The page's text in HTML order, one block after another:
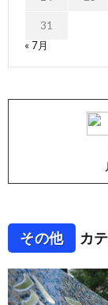
31
« 7月
その他 カ